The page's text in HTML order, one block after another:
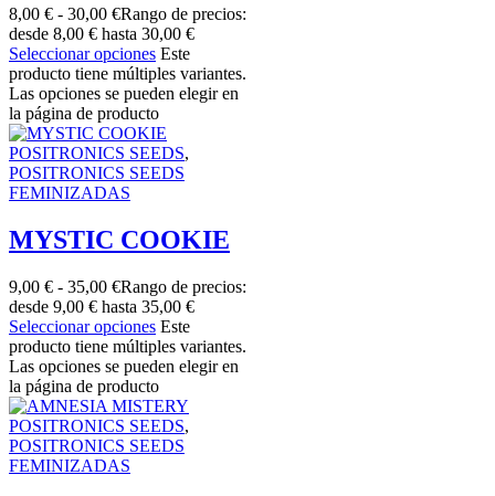
8,00 € - 30,00 €Rango de precios:
desde 8,00 € hasta 30,00 €
Seleccionar opciones Este
producto tiene múltiples variantes.
Las opciones se pueden elegir en
la página de producto
POSITRONICS SEEDS,
POSITRONICS SEEDS
FEMINIZADAS
MYSTIC COOKIE
9,00 € - 35,00 €Rango de precios:
desde 9,00 € hasta 35,00 €
Seleccionar opciones Este
producto tiene múltiples variantes.
Las opciones se pueden elegir en
la página de producto
POSITRONICS SEEDS,
POSITRONICS SEEDS
FEMINIZADAS